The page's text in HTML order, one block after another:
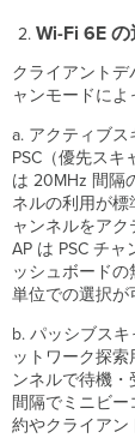
は？
ッ
ト
ワ
ー
ク
導
入
時
の
メ
リ
ッ
ト
は？
Wi-
Fi
Wi-Fi 6E
クライアントデ
ャンモードに
a. アクティブ
PSC（優先ス
は 20MHz 間隔
ネルの利用が標
ャンネルをア
AP は PSC チ
ッシュボード
単位での選択が
b. パッシブス
ットワーク探
ンネルで待機
間隔でミニビ
約やクライアン